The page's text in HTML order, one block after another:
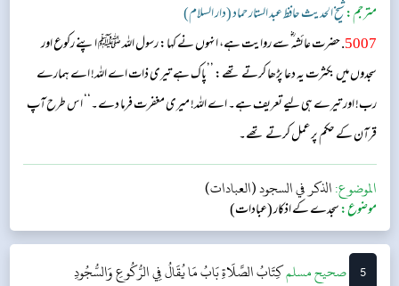
مترجم:شیخ الحدیث حافظ عبد الستار حماد (دار السلام)
5007 . حضرت عائشہ‬ ؓ س‬ے روایت ہے، انہوں نے کہا: رسول اللہ ﷺ اپنے رکوع اور
سجدوں میں بکثرت یہ دعا پڑھا کرتے تھے: ’’پاک ہے تیری ذات اے اللہ! اے ہمارے
رب! اور تیرے ہی لیے تعریف ہے۔ اے اللہ! میری مغفرت فرما دے۔‘‘ اس طرح آپ
قرآن کے حکم پر عمل کرتے تھے۔
الموضوع:الذكر في السجود (العبادات)
موضوع:سجدے کے اذکار (عبادات)
5 ‌صحيح مسلمكِتَابُ الصَّلَاةِبَابُ مَا يُقَالُ فِي الرُّكُوعِ وَالسُّجُودِ